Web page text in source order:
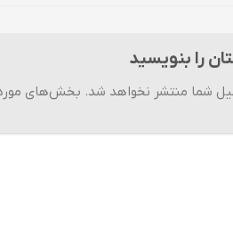
را بنویسید
شما منتشر نخواهد شد. بخش‌های